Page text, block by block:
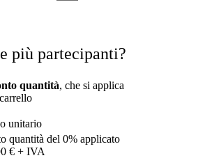
più partecipanti?
quantità, che si applica
unitario
quantità del 0% applicato
€ + IVA